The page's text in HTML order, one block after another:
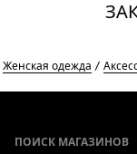
Женская одежда
ПОИСК МАГАЗИНОВ